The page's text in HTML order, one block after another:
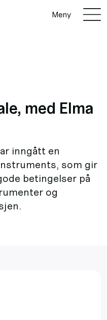
Meny
med Elma
inngått en
som gir
betingelser på
og